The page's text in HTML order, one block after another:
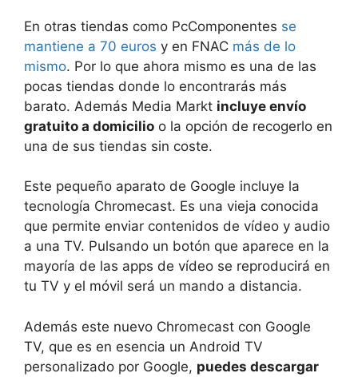
En otras tiendas como PcComponentes se
mantiene a 70 euros y en FNAC más de lo
mismo. Por lo que ahora mismo es una de las
pocas tiendas donde lo encontrarás más
barato. Además Media Markt incluye envío
gratuito a domicilio o la opción de recogerlo en
una de sus tiendas sin coste.
Este pequeño aparato de Google incluye la
tecnología Chromecast. Es una vieja conocida
que permite enviar contenidos de vídeo y audio
a una TV. Pulsando un botón que aparece en la
mayoría de las apps de vídeo se reproducirá en
tu TV y el móvil será un mando a distancia.
Además este nuevo Chromecast con Google
TV, que es en esencia un Android TV
personalizado por Google, puedes descargar